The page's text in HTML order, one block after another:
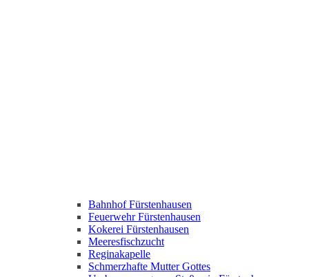
Bahnhof Fürstenhausen
Feuerwehr Fürstenhausen
Kokerei Fürstenhausen
Meeresfischzucht
Reginakapelle
Schmerzhafte Mutter Gottes